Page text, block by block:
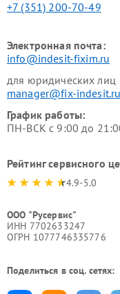
+7 (351) 200-70-49
Электронная почта:
info@indesit-fixim.ru
для юридических лиц
manager@fix-indesit.ru
График работы:
ПН-ВСК с 9:00 до
Рейтинг сервисного
4.9-5.0
ООО "Русервис"
ИНН 7702633247
ОГРН 1077746335776
Поделиться в соц. сетях: